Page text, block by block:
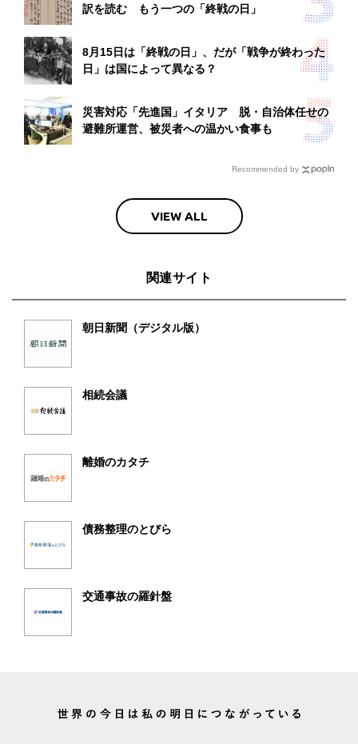
訳を読む もう一つの「終戦の日」
8月15日は「終戦の日」、だが「戦争が終わった
日」は国によって異なる？
災害対応「先進国」イタリア 脱・自治体任せの
避難所運営、被災者への温かい食事も
Recommended by
VIEW ALL
関連サイト
朝日新聞（デジタル版）
相続会議
離婚のカタチ
債務整理のとびら
交通事故の羅針盤